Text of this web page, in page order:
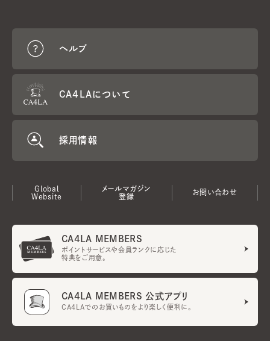
ヘルプ
CA4LAについて
採用情報
Global
Website
メールマガジン
登録
お問い合わせ
CA4LA MEMBERS
ポイントサービスや会員ランクに応じた
特典をご用意。
CA4LA MEMBERS 公式アプリ
CA4LAでのお買いものをより楽しく便利に。